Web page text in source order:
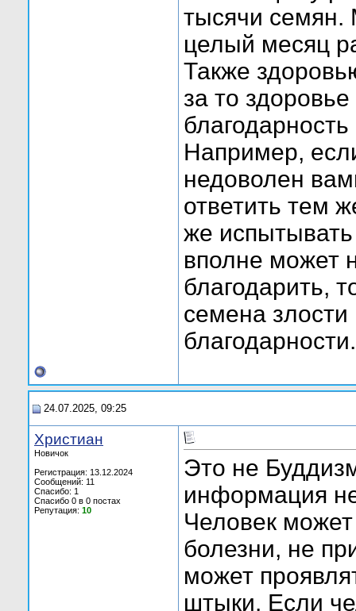
тысячи семян.
целый месяц
Также
за то
Например,
недоволен
ответить тем
же испытывать
вполне может
благодарить,
семена
благодарности.
24.07.2025, 09:25
Христиан
Новичок
Регистрация: 13.12.2024
Сообщений: 11
Спасибо: 1
Спасибо 0 в 0 постах
Репутация: 10
Это не
информация
Человек
болезни, не
может
штыки. Если